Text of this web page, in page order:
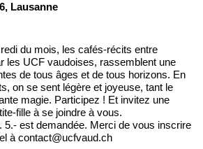
Lausanne
du mois, les cafés-récits entre
les UCF vaudoises, rassemblent une
de tous âges et de tous horizons. En
on se sent légère et joyeuse, tant le
magie. Participez ! Et invitez une
fille à se joindre à vous.
5.- est demandée. Merci de vous inscrire
à contact@ucfvaud.ch